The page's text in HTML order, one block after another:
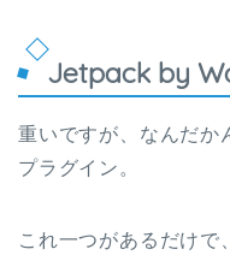
Jetpack by
重いですが、なんだか
プラグイン。
これ一つがあるだけで